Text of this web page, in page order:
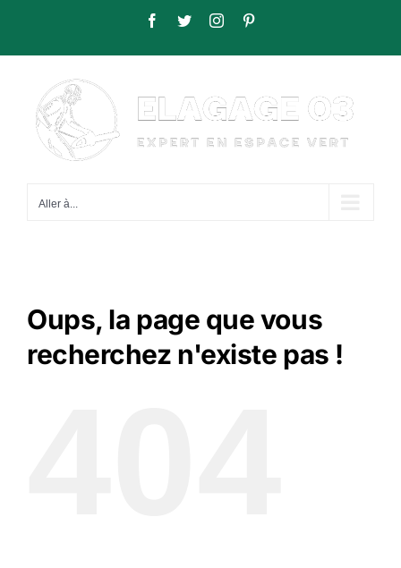
Facebook
TwitterInstagram
Aller à...
Oups, la page que vous
recherchez n'existe pas !